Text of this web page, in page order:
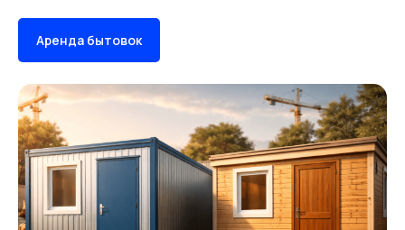
Аренда бытовок